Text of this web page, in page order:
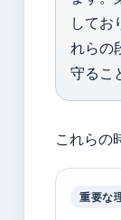
してお
れらの
守るこ
これらの
重要な